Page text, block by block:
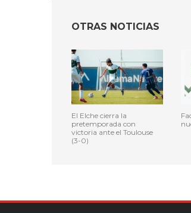
OTRAS NOTICIAS
El Elche cierra la
pretemporada con
victoria ante el Toulouse
(3-0)